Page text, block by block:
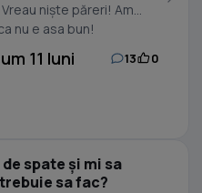
niște păreri! Am
nu e asa bun!
11 luni 13 0
spate și mi sa
sa fac?